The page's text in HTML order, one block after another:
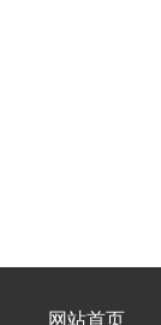
网站首页